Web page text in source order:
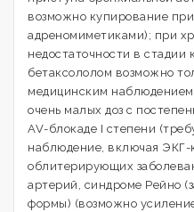
возможно купирование
адреномиметиками); при
недостаточности в стадии
бетаксололом возможно
медицинским
очень малых доз с
AV-блокаде I степени
наблюдение, включая ЭКГ-
облитерирующих
артерий, синдроме Рейно
формы) (возможно